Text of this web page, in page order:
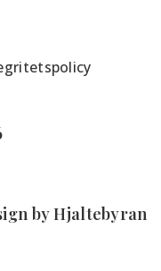
by Hjaltebyran